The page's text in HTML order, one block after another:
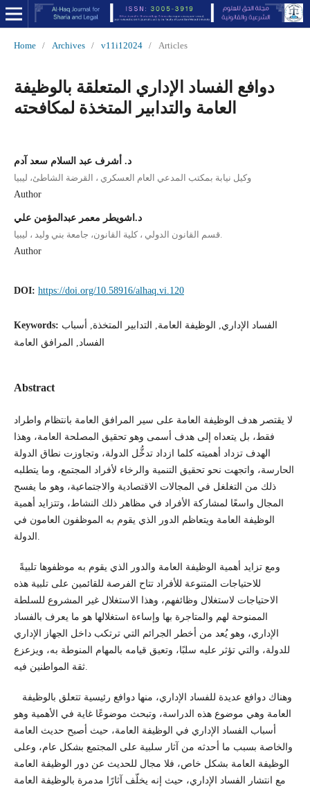
Home / Archives / v11i12024 / Articles
دوافع الفساد الإداري المتعلقة بالوظيفة
العامة والتدابير المتخذة لمكافحته
د. أشرف عبد السلام سعد آدم
وكيل نيابة بمكتب المدعي العام العسكري ، القرضة الشاطئ، ليبيا
Author
د.اشويطر معمر عبدالمؤمن علي
قسم القانون الدولي ، كلية القانون، جامعة بني وليد ، ليبيا.
Author
DOI: https://doi.org/10.58916/alhaq.vi.120
Keywords: الفساد الإداري, الوظيفة العامة, التدابير المتخذة, أسباب
الفساد, المرافق العامة
Abstract
لا يقتصر هدف الوظيفة العامة على سير المرافق العامة بانتظام واطراد
فقط، بل يتعداه إلى هدف أسمى وهو تحقيق المصلحة العامة، وهذا
الهدف تزداد أهميته كلما ازداد تدخُّل الدولة، وتجاوزت نطاق الدولة
الحارسة، واتجهت نحو تحقيق التنمية والرخاء لأفراد المجتمع، وما يتطلبه
ذلك من التغلغل في المجالات الاقتصادية والاجتماعية، وهو ما يفسح
المجال واسعًا لمشاركة الأفراد في مظاهر ذلك النشاط، وتتزايد أهمية
الوظيفة العامة ويتعاظم الدور الذي يقوم به الموظفون العامون في
الدولة.
للاحتياجات المتنوعة للأفراد تتاح الفرصة للقائمين على تلبية هذه
الاحتياجات لاستغلال وظائفهم، وهذا الاستغلال غير المشروع للسلطة
الممنوحة لهم والمتاجرة بها وإساءة استغلالها هو ما يعرف بالفساد
الإداري، وهو يُعد من أخطر الجرائم التي ترتكب داخل الجهاز الإداري
للدولة، والتي تؤثر عليه سلبًا، وتعيق قيامه بالمهام المنوطة به، ويزعزع
ثقة المواطنين فيه.
العامة وهي موضوع هذه الدراسة، وتبحث موضوعًا غاية في الأهمية وهو
أسباب الفساد الإداري في الوظيفة العامة، حيث أصبح حديث العامة
والخاصة بسبب ما أحدثه من آثار سلبية على المجتمع بشكل عام، وعلى
الوظيفة العامة بشكل خاص، فلا مجال للحديث عن دور الوظيفة العامة
مع انتشار الفساد الإداري، حيث إنه يخلّف آثارًا مدمرة بالوظيفة العامة